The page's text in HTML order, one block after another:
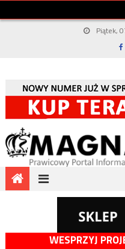
Piątek,
WESPRZYJ